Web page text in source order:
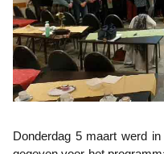
Donderdag 5 maart werd in Open Haven het officiële startsein